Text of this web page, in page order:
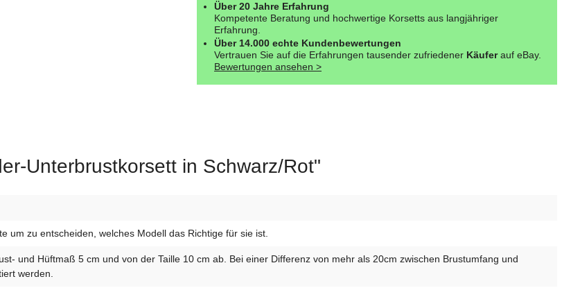
Über 20 Jahre Erfahrung
Kompetente Beratung und hochwertige Korsetts aus langjähriger
Erfahrung.
Über 14.000 echte Kundenbewertungen
Vertrauen Sie auf die Erfahrungen tausender zufriedener Käuferauf eBay.
Bewertungen ansehen >
Unterbrustkorsett in Schwarz/Rot"
um zu entscheiden, welches Modell das Richtige für sie ist.
und Hüftmaß 5 cm und von der Taille 10 cm ab. Bei einer Differenz von mehr als 20cm zwischen Brustumfang und
werden.